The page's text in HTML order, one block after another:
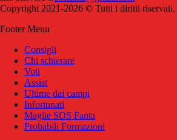
Copyright 2021-2026 © Tutti i diritti riservati.
Footer Menu
Consigli
Chi schierare
Voti
Assist
Ultime dai campi
Infortunati
Maglie SOS Fanta
Probabili Formazioni